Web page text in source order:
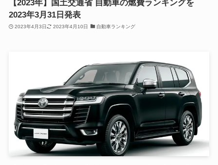
【2023年】国土交通省 自動車の燃費ランキングを
2023年3月31日発表
2023年4月3日 2023年4月10日 自動車ランキング